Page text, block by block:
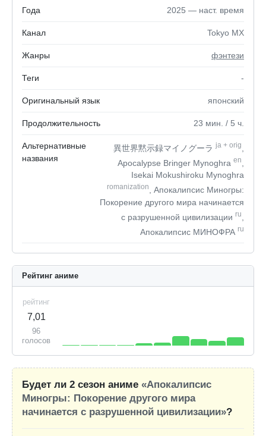
Года 2025 — наст. время
Канал Tokyo MX
Жанры фэнтези
Теги -
Оригинальный язык японский
Продолжительность 23 мин. / 5 ч.
Альтернативные
названия
異世界黙示録マイノグーラja + orig
Apocalypse Bringer Mynoghra en
Isekai Mokushiroku Mynoghra
romanization
, Апокалипсис Миногры:
Покорение другого мира начинается
с разрушенной цивилизации ru
Апокалипсис МИНОФРА ru
Рейтинг аниме
рейтинг
7,01
96
голосов
Будет ли 2 сезон аниме «Апокалипсис
Миногры: Покорение другого мира
начинается с разрушенной цивилизации»?